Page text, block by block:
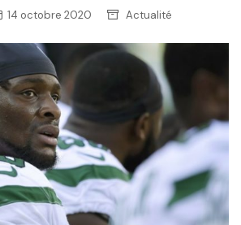
14 octobre 2020 Actualité